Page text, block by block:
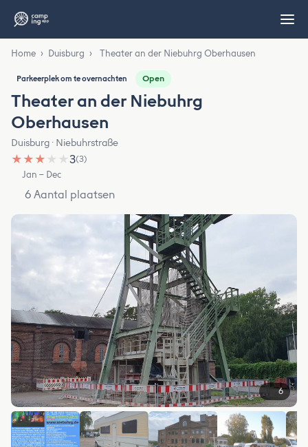
Home › Duisburg › Theater an der Niebuhrg Oberhausen
Parkeerplek om te overnachten Open
Theater an der Niebuhrg
Oberhausen
Duisburg · Niebuhrstraße
★ ★ ★ ★ ★3(3)
Jan – Dec
6 Aantal plaatsen
6